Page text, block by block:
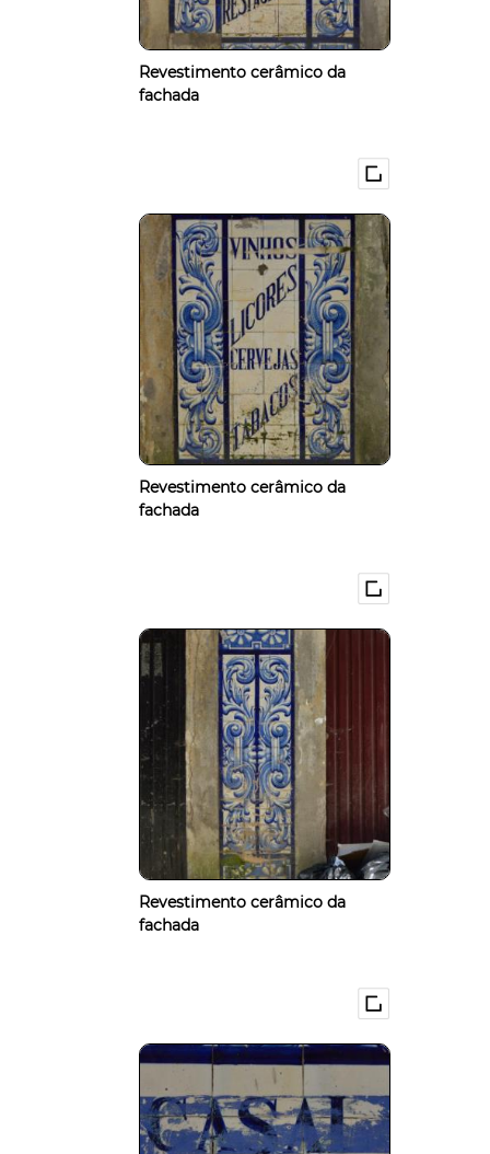
Revestimento cerâmico da
fachada
Revestimento cerâmico da
fachada
Revestimento cerâmico da
fachada